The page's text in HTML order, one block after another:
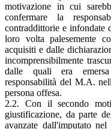
motivazione in cui
confermare la
contraddittorie e infondate
loro volta palesemente
acquisiti e dalle
incomprensibilmente
dalle quali era
responsabilità del M.A.
persona offesa.
2.2. Con il secondo
giustificazione, da parte
avanzate dall'imputato